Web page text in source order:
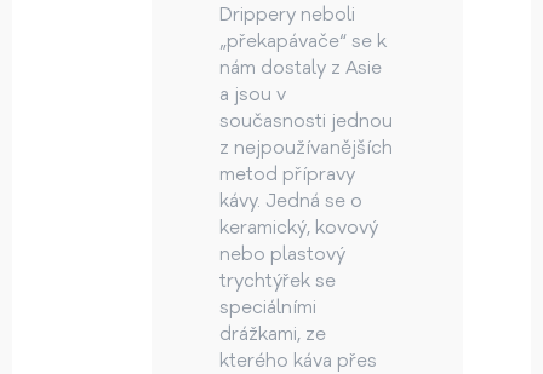
Drippery neboli
„překapávače“ se k
nám dostaly z Asie
a jsou v
současnosti jednou
z nejpoužívaněj­ších
metod přípravy
kávy. Jedná se o
keramický, kovový
nebo plastový
trychtýřek se
speciálními
drážkami, ze
kterého káva přes